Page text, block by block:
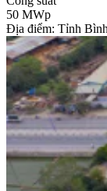
50 MWp
Địa điểm: Tỉnh